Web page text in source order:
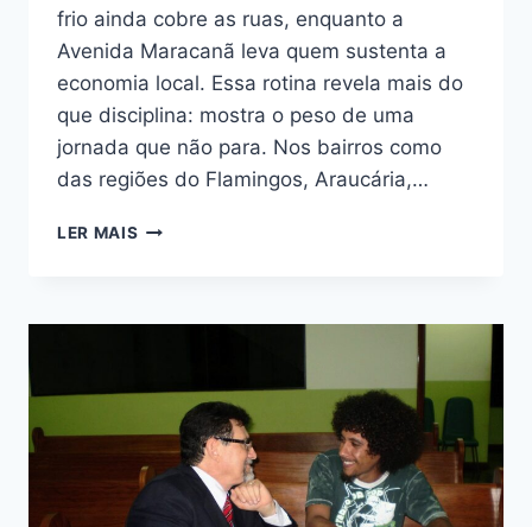
frio ainda cobre as ruas, enquanto a
Avenida Maracanã leva quem sustenta a
economia local. Essa rotina revela mais do
que disciplina: mostra o peso de uma
jornada que não para. Nos bairros como
das regiões do Flamingos, Araucária,…
LER MAIS TRABALHADOR
A